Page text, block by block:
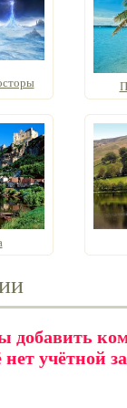
добавить
нет учётной